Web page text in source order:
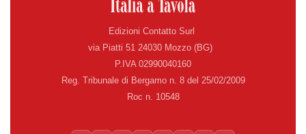
Edizioni Contatto Surl
via Piatti 51 24030 Mozzo (BG)
P.IVA 02990040160
Reg. Tribunale di Bergamo n. 8 del 25/02/2009
Roc n. 10548